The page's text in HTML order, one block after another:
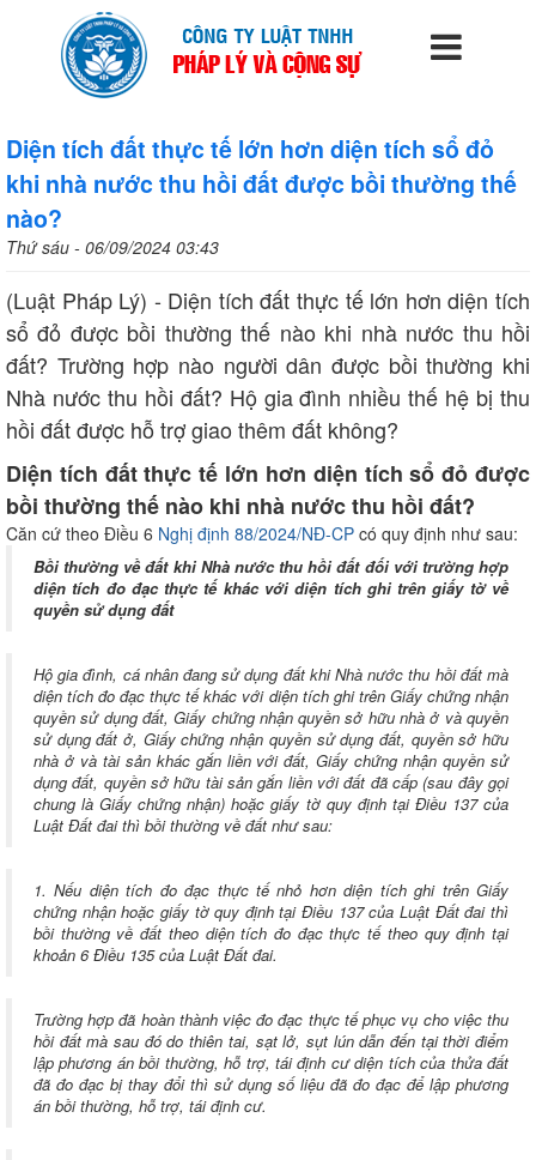
Diện tích đất thực tế lớn hơn diện tích sổ đỏ
khi nhà nước thu hồi đất được bồi thường thế
nào?
Thứ sáu - 06/09/2024 03:43
(Luật Pháp Lý) - Diện tích đất thực tế lớn hơn diện tích
sổ đỏ được bồi thường thế nào khi nhà nước thu hồi
đất? Trường hợp nào người dân được bồi thường khi
Nhà nước thu hồi đất? Hộ gia đình nhiều thế hệ bị thu
hồi đất được hỗ trợ giao thêm đất không?
Diện tích đất thực tế lớn hơn diện tích sổ đỏ được
bồi thường thế nào khi nhà nước thu hồi đất?
Căn cứ theo Điều 6 Nghị định 88/2024/NĐ-CP có quy định như sau:
Bồi thường về đất khi Nhà nước thu hồi đất đối với trường hợp
diện tích đo đạc thực tế khác với diện tích ghi trên giấy tờ về
quyền sử dụng đất
Hộ gia đình, cá nhân đang sử dụng đất khi Nhà nước thu hồi đất mà
diện tích đo đạc thực tế khác với diện tích ghi trên Giấy chứng nhận
quyền sử dụng đất, Giấy chứng nhận quyền sở hữu nhà ở và quyền
sử dụng đất ở, Giấy chứng nhận quyền sử dụng đất, quyền sở hữu
nhà ở và tài sản khác gắn liền với đất, Giấy chứng nhận quyền sử
dụng đất, quyền sở hữu tài sản gắn liền với đất đã cấp (sau đây gọi
chung là Giấy chứng nhận) hoặc giấy tờ quy định tại Điều 137 của
Luật Đất đai thì bồi thường về đất như sau:
1. Nếu diện tích đo đạc thực tế nhỏ hơn diện tích ghi trên Giấy
chứng nhận hoặc giấy tờ quy định tại Điều 137 của Luật Đất đai thì
bồi thường về đất theo diện tích đo đạc thực tế theo quy định tại
khoản 6 Điều 135 của Luật Đất đai.
Trường hợp đã hoàn thành việc đo đạc thực tế phục vụ cho việc thu
hồi đất mà sau đó do thiên tai, sạt lở, sụt lún dẫn đến tại thời điểm
lập phương án bồi thường, hỗ trợ, tái định cư diện tích của thửa đất
đã đo đạc bị thay đổi thì sử dụng số liệu đã đo đạc để lập phương
án bồi thường, hỗ trợ, tái định cư.